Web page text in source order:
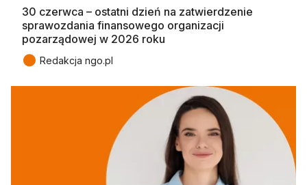
30 czerwca – ostatni dzień na zatwierdzenie
sprawozdania finansowego organizacji
pozarządowej w 2026 roku
● Redakcja ngo.pl